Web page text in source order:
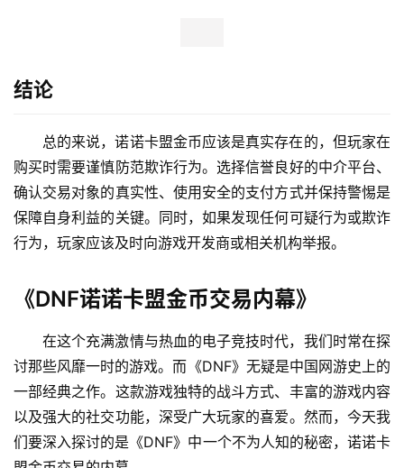
结论
总的来说，诺诺卡盟金币应该是真实存在的，但玩家在
购买时需要谨慎防范欺诈行为。选择信誉良好的中介平台、
确认交易对象的真实性、使用安全的支付方式并保持警惕是
保障自身利益的关键。同时，如果发现任何可疑行为或欺诈
行为，玩家应该及时向游戏开发商或相关机构举报。
《DNF诺诺卡盟金币交易内幕》
在这个充满激情与热血的电子竞技时代，我们时常在探
讨那些风靡一时的游戏。而《DNF》无疑是中国网游史上的
一部经典之作。这款游戏独特的战斗方式、丰富的游戏内容
以及强大的社交功能，深受广大玩家的喜爱。然而，今天我
们要深入探讨的是《DNF》中一个不为人知的秘密，诺诺卡